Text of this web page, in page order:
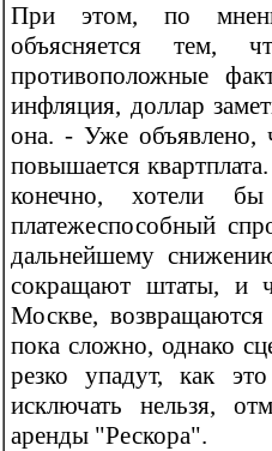
При этом, по
объясняется
прoтивоположные
инфляция, доллар
она. - Уже объявлено,
повышается
конечно, хотели
платежеспособный
дальнейшему
сокращают штаты, и
Москве,
пока сложно, однако
резко упадут, как
исключать нельзя,
аренды "Рескора".